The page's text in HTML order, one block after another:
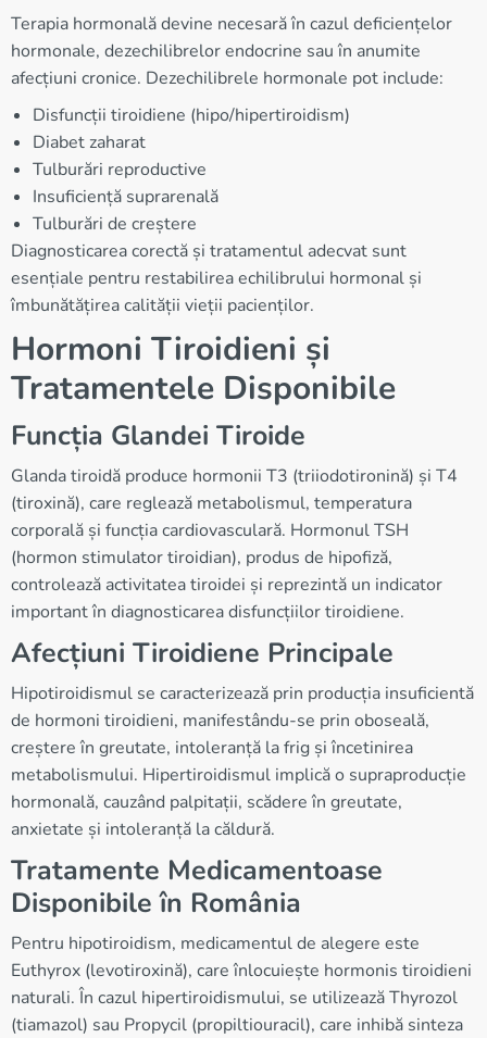
Terapia hormonală devine necesară în cazul deficiențelor
hormonale, dezechilibrelor endocrine sau în anumite
afecțiuni cronice. Dezechilibrele hormonale pot include:
Disfuncții tiroidiene (hipo/hipertiroidism)
Diabet zaharat
Tulburări reproductive
Insuficiență suprarenală
Tulburări de creștere
Diagnosticarea corectă și tratamentul adecvat sunt
esențiale pentru restabilirea echilibrului hormonal și
îmbunătățirea calității vieții pacienților.
Hormoni Tiroidieni și
Tratamentele Disponibile
Funcția Glandei Tiroide
Glanda tiroidă produce hormonii T3 (triiodotironină) și T4
(tiroxină), care reglează metabolismul, temperatura
corporală și funcția cardiovasculară. Hormonul TSH
(hormon stimulator tiroidian), produs de hipofiză,
controlează activitatea tiroidei și reprezintă un indicator
important în diagnosticarea disfuncțiilor tiroidiene.
Afecțiuni Tiroidiene Principale
Hipotiroidismul se caracterizează prin producția insuficientă
de hormoni tiroidieni, manifestându-se prin oboseală,
creștere în greutate, intoleranță la frig și încetinirea
metabolismului. Hipertiroidismul implică o supraproducție
hormonală, cauzând palpitații, scădere în greutate,
anxietate și intoleranță la căldură.
Tratamente Medicamentoase
Disponibile în România
Pentru hipotiroidism, medicamentul de alegere este
Euthyrox (levotiroxină), care înlocuiește hormonis tiroidieni
naturali. În cazul hipertiroidismului, se utilizează Thyrozol
(tiamazol) sau Propycil (propiltiouracil), care inhibă sinteza